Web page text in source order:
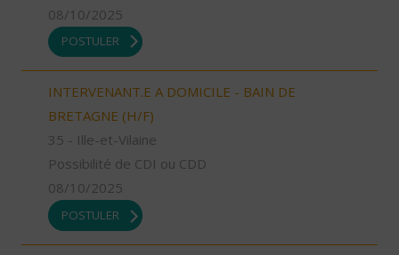
08/10/2025
POSTULER
INTERVENANT.E A DOMICILE - BAIN DE
BRETAGNE (H/F)
35 - Ille-et-Vilaine
Possibilité de CDI ou CDD
08/10/2025
POSTULER